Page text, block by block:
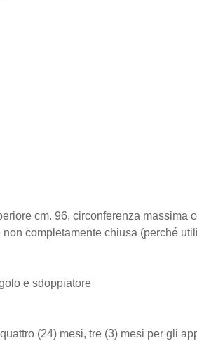
cm. 96, circonferenza massima
non completamente chiusa (perché
e sdoppiatore
(24) mesi, tre (3) mesi per gli